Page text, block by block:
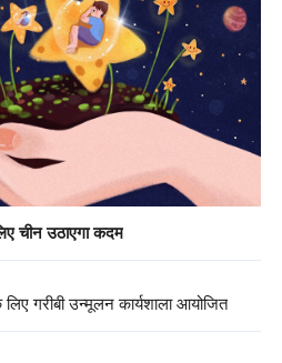
चीन उठाएगा कदम
गरीबी उन्मूलन कार्यशाला आयोजित